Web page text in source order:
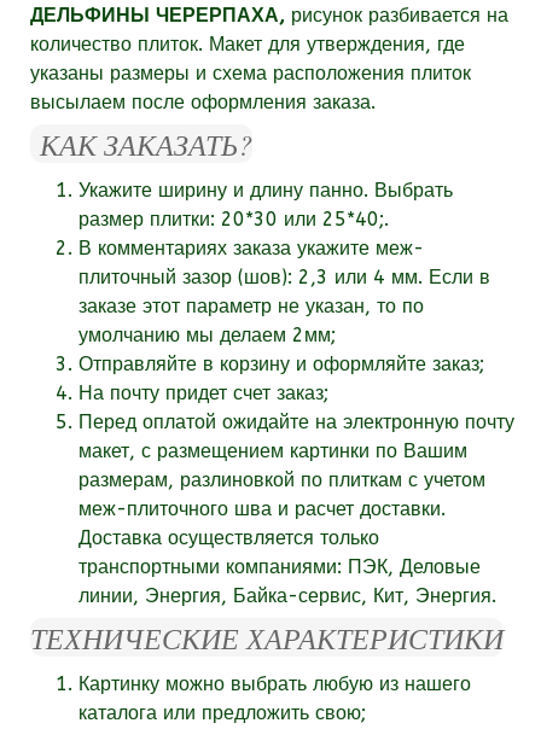
ДЕЛЬФИНЫ ЧЕРЕРПАХА, рисунок разбивается на
количество плиток. Макет для утверждения, где
указаны размеры и схема расположения плиток
высылаем после оформления заказа.
КАК ЗАКАЗАТЬ?
Укажите ширину и длину панно. Выбрать
размер плитки: 20*30 или 25*40;.
В комментариях заказа укажите меж-
плиточный зазор (шов): 2,3 или 4 мм. Если в
заказе этот параметр не указан, то по
умолчанию мы делаем 2мм;
Отправляйте в корзину и оформляйте заказ;
На почту придет счет заказ;
Перед оплатой ожидайте на электронную почту
макет, с размещением картинки по Вашим
размерам, разлиновкой по плиткам с учетом
меж-плиточного шва и расчет доставки.
Доставка осуществляется только
транспортными компаниями: ПЭК, Деловые
линии, Энергия, Байка-сервис, Кит, Энергия.
ТЕХНИЧЕСКИЕ ХАРАКТЕРИСТИКИ
Картинку можно выбрать любую из нашего
каталога или предложить свою;